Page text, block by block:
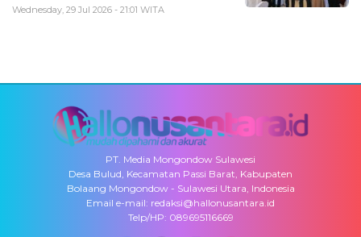
Wednesday, 29 Jul 2026 - 21:01 WITA
PT. Media Mongondow Sulawesi
Desa Bulud, Kecamatan Passi Barat, Kabupaten
Bolaang Mongondow - Sulawesi Utara, Indonesia
Email e-mail: redaksi@hallonusantara.id
Telp/HP: 089695116669